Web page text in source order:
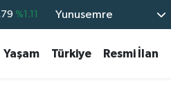
%1.11 Yunusemre
Yaşam Türkiye Resmi İlan